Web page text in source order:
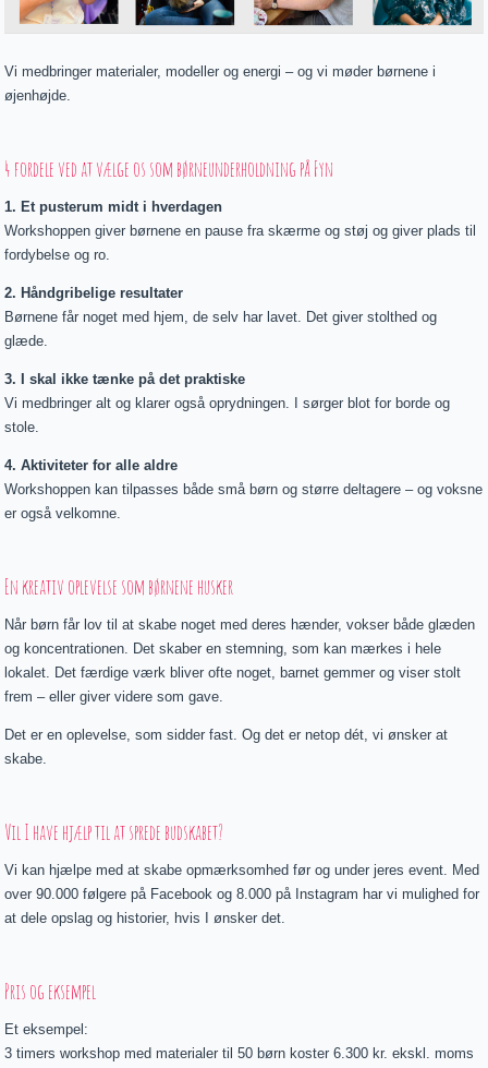
Vi medbringer materialer, modeller og energi – og vi møder børnene i
øjenhøjde.
4 fordele ved at vælge os som børneunderholdning på Fyn
1. Et pusterum midt i hverdagen
Workshoppen giver børnene en pause fra skærme og støj og giver plads til
fordybelse og ro.
2. Håndgribelige resultater
Børnene får noget med hjem, de selv har lavet. Det giver stolthed og
glæde.
3. I skal ikke tænke på det praktiske
Vi medbringer alt og klarer også oprydningen. I sørger blot for borde og
stole.
4. Aktiviteter for alle aldre
Workshoppen kan tilpasses både små børn og større deltagere – og voksne
er også velkomne.
En kreativ oplevelse som børnene husker
Når børn får lov til at skabe noget med deres hænder, vokser både glæden
og koncentrationen. Det skaber en stemning, som kan mærkes i hele
lokalet. Det færdige værk bliver ofte noget, barnet gemmer og viser stolt
frem – eller giver videre som gave.
Det er en oplevelse, som sidder fast. Og det er netop dét, vi ønsker at
skabe.
Vil I have hjælp til at sprede budskabet?
Vi kan hjælpe med at skabe opmærksomhed før og under jeres event. Med
over 90.000 følgere på Facebook og 8.000 på Instagram har vi mulighed for
at dele opslag og historier, hvis I ønsker det.
Pris og eksempel
Et eksempel:
3 timers workshop med materialer til 50 børn koster 6.300 kr. ekskl. moms